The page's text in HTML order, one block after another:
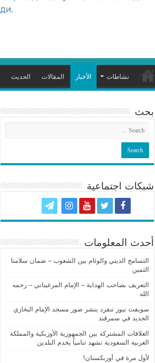
نشاطات الأخبار المقالات الحديث
بحث
شبكات اجتماعية
أحدث المعلومات
التسامح الديني والوئام بين الشعوب – ضمان سلامنا
الثمين
التعريف بصاحب الهداية – الإمام المرغيناني – رحمه
الله
سويفت نيوز تنفرد بنشر صور مسجد الإمام البخاري
الجديد في سمرقند
العلاقات المشتركة بين الجمهورية الأوزبكية والمملكة
العربية السعودية تشهد تنامياً يخدم البلدين
لأول مرة في أوزبكستان!